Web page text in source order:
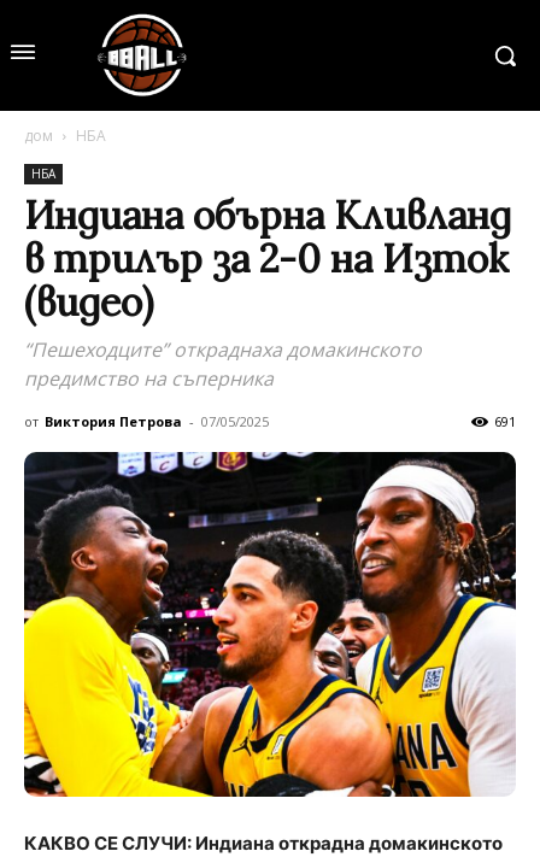
дом НБА
НБА
Индиана обърна Кливланд
в трилър за 2-0 на Изток
(видео)
“Пешеходците” откраднаха домакинското
предимство на съперника
от Виктория Петрова - 07/05/2025 691
КАКВО СЕ СЛУЧИ: Индиана открадна домакинското